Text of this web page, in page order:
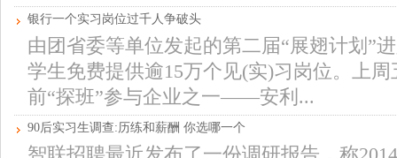
银行一个实习岗位过千人争破头
由团省委等单位发起的第二届“展翅计划”
学生免费提供逾15万个见(实)习岗位。上
前“探班”参与企业之一——安利...
90后实习生调查:历练和薪酬 你选哪一个